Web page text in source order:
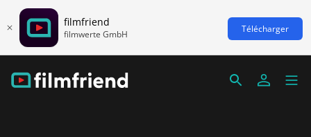
filmfriend
filmwerte GmbH Télécharger